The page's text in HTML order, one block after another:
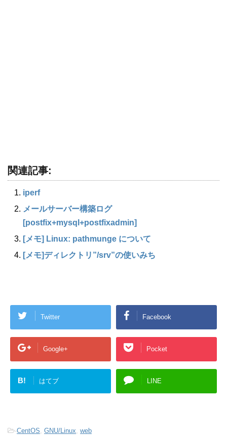
関連記事:
iperf
メールサーバー構築ログ
[postfix+mysql+postfixadmin]
[メモ] Linux: pathmunge について
[メモ]ディレクトリ”/srv”の使いみち
Twitter Facebook
Google+ Pocket
B! はてブ LINE
-CentOS GNU/Linux web